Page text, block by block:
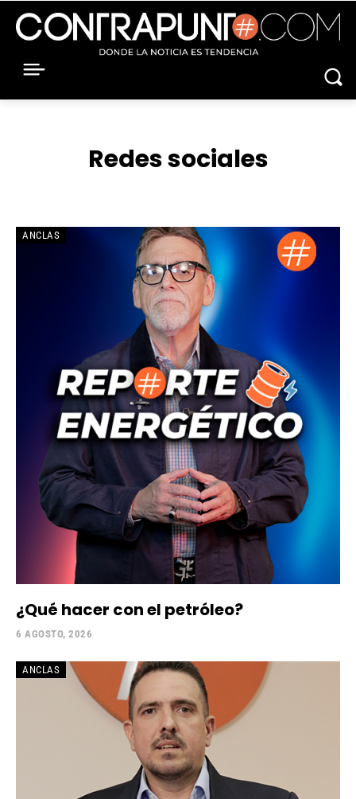
Redes sociales
ANCLAS
¿Qué hacer con el petróleo?
6 AGOSTO, 2026
ANCLAS